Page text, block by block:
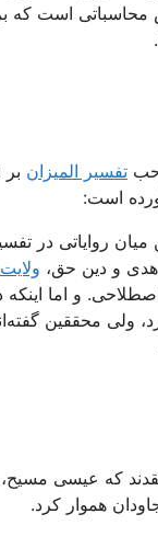
محاسباتی است
تفسیر المیزان
است:
در تفسير
هدى و دين حق، ولايت
و اما
محققين
که عیسی مسیح،
هموار کرد.